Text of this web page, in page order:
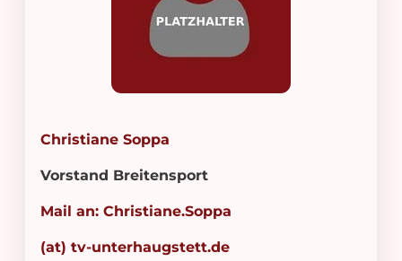
SHOP
Christiane Soppa
Vorstand Breitensport
Mail an: Christiane.Soppa
(at) tv-unterhaugstett.de